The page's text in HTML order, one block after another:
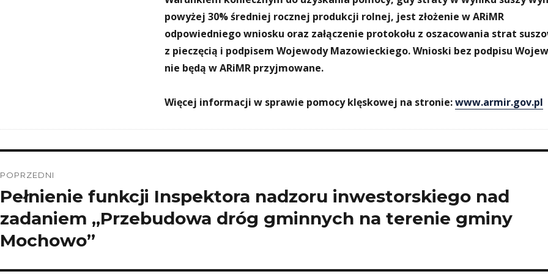
powyżej 30% średniej rocznej produkcji rolnej, jest złożenie w ARiMR
odpowiedniego wniosku oraz załączenie protokołu z oszacowania strat
z pieczęcią i podpisem Wojewody Mazowieckiego. Wnioski bez podpisu
nie będą w ARiMR przyjmowane.
Więcej informacji w sprawie pomocy klęskowej na stronie:www.armir.gov.pl
wpisu
POPRZEDNI
Poprzedni
Pełnienie funkcji Inspektora nadzoru inwestorskiego nad
zadaniem „Przebudowa dróg gminnych na terenie gminy
Mochowo”